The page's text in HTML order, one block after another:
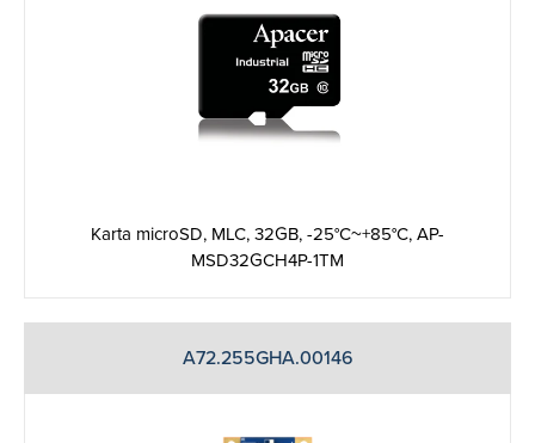
Karta microSD, MLC, 32GB, -25°C~+85°C, AP-
MSD32GCH4P-1TM
A72.255GHA.00146